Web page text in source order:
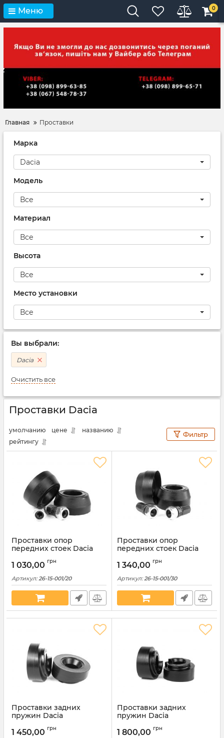
Меню 0
Главная Проставки
Марка
Dacia
Модель
Все
Материал
Все
Высота
Все
Место установки
Все
Вы выбрали:
Dacia
Очистить все
Проставки Dacia
умолчанию цене
названию
рейтингу
Фильтр
Проставки опор
передних стоек Dacia
(26-15-001/20)
1 030,00 грн
Артикул: 26-15-001/20
Проставки опор
передних стоек Dacia
(26-15-001/30)
1 340,00 грн
Артикул: 26-15-001/30
Проставки задних
пружин Dacia
(26-15-002/20)
1 450,00 грн
Проставки задних
пружин Dacia
(26-15-002/30)
1 800,00 грн